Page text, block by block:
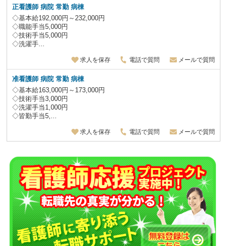
正看護師 病院 常勤 病棟
◇基本給192,000円～232,000円
◇職能手当5,000円
◇技術手当5,000円
◇洗濯手...
求人を保存 電話で質問 メールで質問
准看護師 病院 常勤 病棟
◇基本給163,000円～173,000円
◇技術手当3,000円
◇洗濯手当1,000円
◇皆勤手当5,...
求人を保存 電話で質問 メールで質問